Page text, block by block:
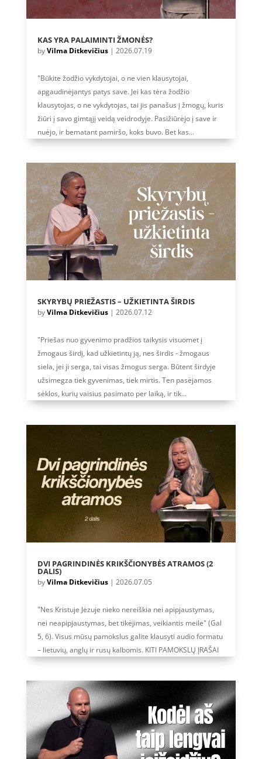
KAS YRA PALAIMINTI ŽMONĖS?
byVilma Ditkevičius| 2026.07.19
"Būkite žodžio vykdytojai, o ne vien klausytojai,
apgaudinėjantys patys save. Jei kas tėra žodžio
klausytojas, o ne vykdytojas, tai jis panašus į žmogų, kuris
žiūri į savo gimtąjį veidą veidrodyje. Pasižiūrėjo į save ir
nuėjo, ir bematant pamiršo, koks buvo. Bet kas...
SKYRYBŲ PRIEŽASTIS – UŽKIETINTA ŠIRDIS
byVilma Ditkevičius| 2026.07.12
"Priešas nuo gyvenimo pradžios taikysis visuomet į
žmogaus širdį, kad užkietintų ją, nes širdis - žmogaus
siela, jei ji serga, tai visas žmogus serga. Būtent širdyje
užsimegza tiek gyvenimas, tiek mirtis. Ten pasėjamos
sėklos, kurių vaisius pasimato per laiką, ir tik...
DVI PAGRINDINĖS KRIKŠČIONYBĖS ATRAMOS (2
DALIS)
byVilma Ditkevičius| 2026.07.05
"Nes Kristuje Jėzuje nieko nereiškia nei apipjaustymas,
nei neapipjaustymas, bet tikėjimas, veikiantis meile" (Gal
5, 6). Visus mūsų pamokslus galite klausyti audio formatu
– lietuvių, anglų ir rusų kalbomis. KITI PAMOKSLŲ ĮRAŠAI